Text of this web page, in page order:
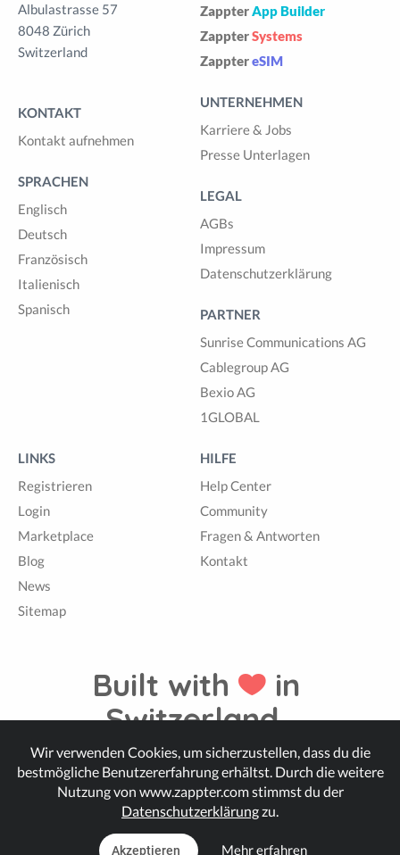
Albulastrasse 57
8048 Zürich
Switzerland
KONTAKT
Kontakt aufnehmen
SPRACHEN
Englisch
Deutsch
Französisch
Italienisch
Spanisch
ZappterApp Builder
ZappterSystems
ZapptereSIM
UNTERNEHMEN
Karriere & Jobs
Presse Unterlagen
LEGAL
AGBs
Impressum
Datenschutzerklärung
PARTNER
Sunrise Communications AG
Cablegroup AG
Bexio AG
1GLOBAL
LINKS
Registrieren
Login
Marketplace
Blog
News
Sitemap
HILFE
Help Center
Community
Fragen & Antworten
Kontakt
Built with
in
Switzerland.
© Zappter
Wir verwenden Cookies, um sicherzustellen, dass du die
bestmögliche Benutzererfahrung erhältst. Durch die weitere
Nutzung von www.zappter.com stimmst du der
Datenschutzerklärungzu.
Akzeptieren Mehr erfahren